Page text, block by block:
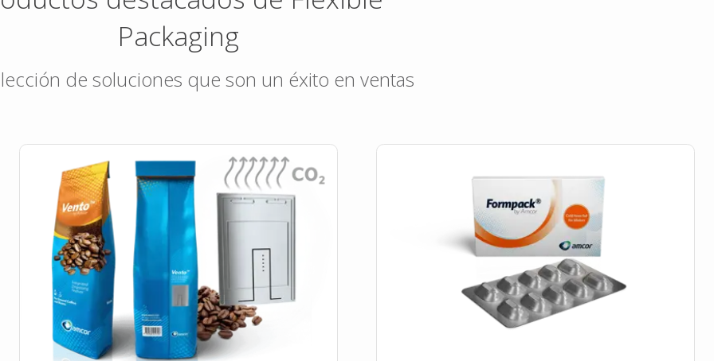
Packaging
de soluciones que son un éxito en ventas